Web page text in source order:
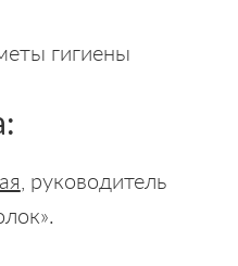
гигиены
, руководитель